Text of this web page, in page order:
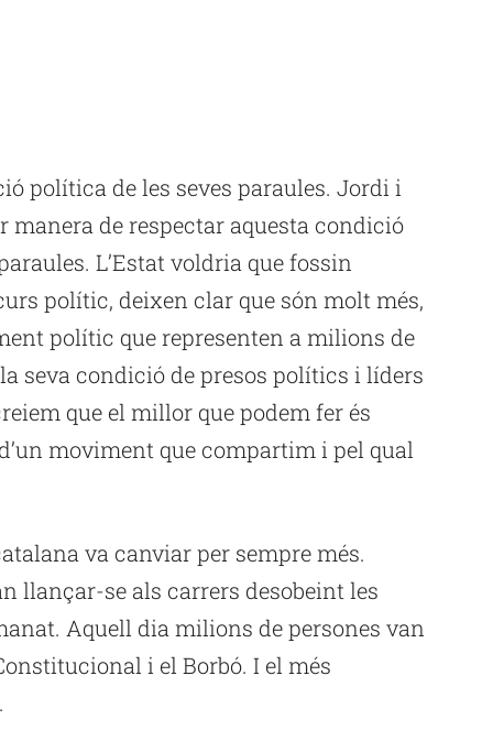
política de les seves paraules. Jordi i
de respectar aquesta condició
L’Estat voldria que fossin
polític, deixen clar que són molt més,
polític que representen a milions de
seva condició de presos polítics i líders
que el millor que podem fer és
moviment que compartim i pel qual
va canviar per sempre més.
llançar-se als carrers desobeint les
Aquell dia milions de persones van
i el Borbó. I el més